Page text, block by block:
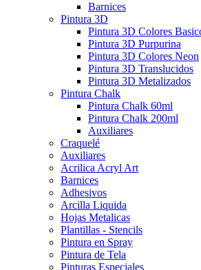
Barnices
Pintura 3D
Pintura 3D Colores
Pintura 3D Purpurina
Pintura 3D Colores Neon
Pintura 3D Translucidos
Pintura 3D Metalizados
Pintura Chalk
Pintura Chalk 60ml
Pintura Chalk 200ml
Auxiliares
Craquelé
Auxiliares
Acrilica Acryl Art
Barnices
Adhesivos
Arcilla Liquida
Hojas Metalicas
Plantillas - Stencils
Pintura en Spray
Pintura de Tela
Pinturas Especiales